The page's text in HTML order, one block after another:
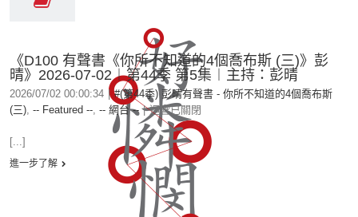
《D100 有聲書《你所不知道的4個喬布斯 (三)》彭
晴》2026-07-02︱第44季 第5集︱主持：彭晴
2026/07/02 00:00:34 | #(第44季) 彭晴有聲書 - 你所不知道的4個喬布斯
(三), -- Featured --, -- 網台 -- | 迴響已關閉
[...]
進一步了解